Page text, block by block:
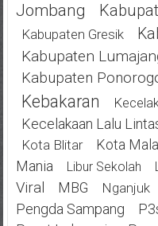
Jombang
Kabupaten Gresik
Kabupaten
Kabupaten
Kebakaran
Kecelakaan Lalu
Kota Blitar Kota
Mania
Libur Sekolah
Viral
MBG Nganjuk
Pengda Sampang